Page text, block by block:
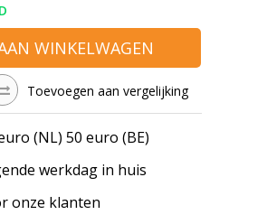
WINKELWAGEN
Toevoegen aan vergelijking
(NL) 50 euro (BE)
werkdag in huis
onze klanten